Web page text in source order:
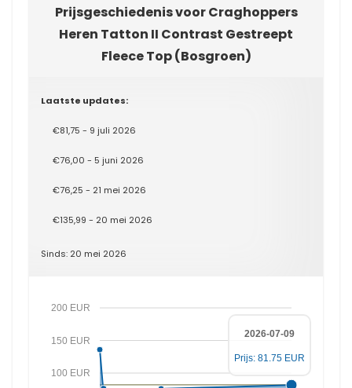
Prijsgeschiedenis voor Craghoppers
Heren Tatton II Contrast Gestreept
Fleece Top (Bosgroen)
Laatste updates:
€81,75 - 9 juli 2026
€76,00 - 5 juni 2026
€76,25 - 21 mei 2026
€135,99 - 20 mei 2026
Sinds: 20 mei 2026
100 EUR
150 EUR
200 EUR
2026-07-09
Prijs: 81.75 EUR